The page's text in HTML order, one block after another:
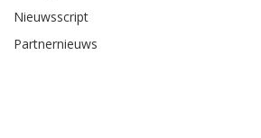
Nieuwsscript
Partnernieuws